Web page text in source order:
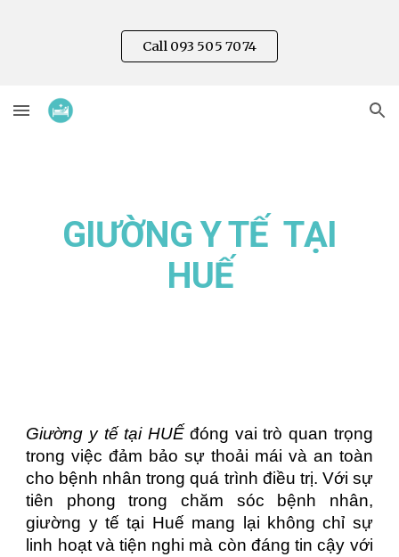
Skip to main content
Skip to navigation
Call 093 505 7074
GIƯỜNG Y TẾ TẠI
HUẾ
Giường y tế tại HUẾđóng vai trò quan trọng
trong việc đảm bảo sự thoải mái và an toàn
cho bệnh nhân trong quá trình điều trị. Với sự
tiên phong trong chăm sóc bệnh nhân,
giường y tế tại Huế mang lại không chỉ sự
linh hoạt và tiện nghi mà còn đáng tin cậy với